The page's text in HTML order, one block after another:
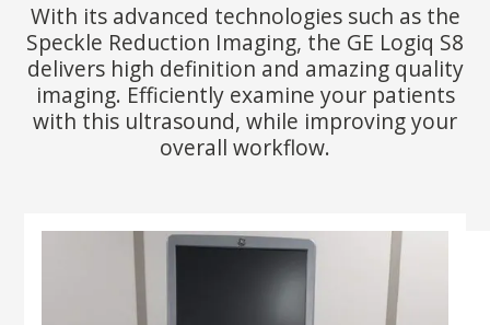
With its advanced technologies such as the
Speckle Reduction Imaging, the GE Logiq S8
delivers high definition and amazing quality
imaging. Efficiently examine your patients
with this ultrasound, while improving your
overall workflow.